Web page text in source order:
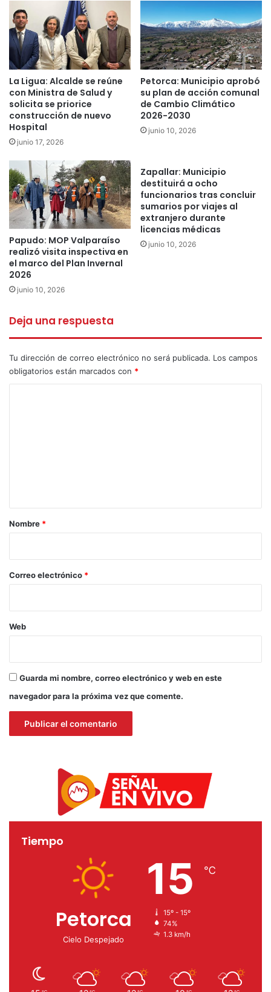
control de detención.
2 millones de pesos antinarcoticos
cannabis sativa Delivery de droga
Juzgado de Garantía de Limache limache
PDI Limache
La Ligua: Alcalde se reúne
con Ministra de Salud y
solicita se priorice
construcción de nuevo
Hospital
junio 17, 2026
Petorca: Municipio aprobó
su plan de acción comunal
de Cambio Climático
2026-2030
junio 10, 2026
Papudo: MOP Valparaíso
realizó visita inspectiva en
el marco del Plan Invernal
2026
junio 10, 2026
Zapallar: Municipio
destituirá a ocho
funcionarios tras concluir
sumarios por viajes al
extranjero durante
licencias médicas
junio 10, 2026
Deja una respuesta
Tu dirección de correo electrónico no será publicada. Los campos
obligatorios están marcados con *
r
*
Nombre *
Correo electrónico *
Web
Guarda mi nombre, correo electrónico y web en este
navegador para la próxima vez que comente.
Tiempo
Petorca
Cielo Despejado
15 ℃
15º - 15º
74%
1.3 km/h